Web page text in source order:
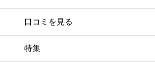
口コミを見る
特集